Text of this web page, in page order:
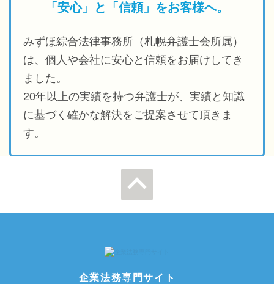
「安心」と「信頼」をお客様へ。
みずほ綜合法律事務所（札幌弁護士会所属）
は、個人や会社に安心と信頼をお届けしてき
ました。
20年以上の実績を持つ弁護士が、実績と知識
に基づく確かな解決をご提案させて頂きま
す。
企業法務専門サイト